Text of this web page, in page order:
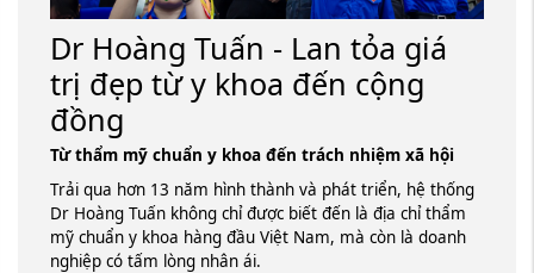
Dr Hoàng Tuấn - Lan tỏa giá
trị đẹp từ y khoa đến cộng
đồng
Từ thẩm mỹ chuẩn y khoa đến trách nhiệm xã hội
Trải qua hơn 13 năm hình thành và phát triển, hệ thống
Dr Hoàng Tuấn không chỉ được biết đến là địa chỉ thẩm
mỹ chuẩn y khoa hàng đầu Việt Nam, mà còn là doanh
nghiệp có tấm lòng nhân ái.